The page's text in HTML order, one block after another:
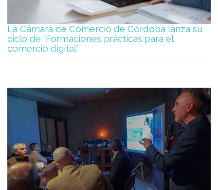
La Cámara de Comercio de Córdoba lanza su
ciclo de “Formaciones prácticas para el
comercio digital”